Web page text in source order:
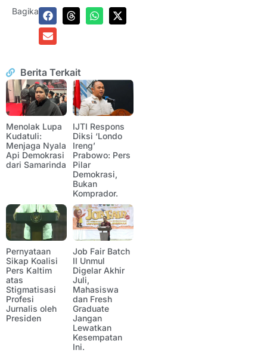
Bagikan:
Berita Terkait
Menolak Lupa
Kudatuli:
Menjaga Nyala
Api Demokrasi
dari Samarinda
IJTI Respons
Diksi ‘Londo
Ireng’
Prabowo: Pers
Pilar
Demokrasi,
Bukan
Komprador.
Pernyataan
Sikap Koalisi
Pers Kaltim
atas
Stigmatisasi
Profesi
Jurnalis oleh
Presiden
Job Fair Batch
II Unmul
Digelar Akhir
Juli,
Mahasiswa
dan Fresh
Graduate
Jangan
Lewatkan
Kesempatan
Ini.